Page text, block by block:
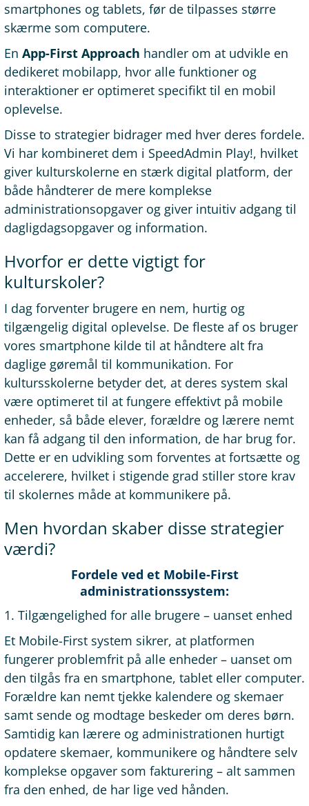
smartphones og tablets, før de tilpasses større
skærme som computere.
En App-First Approach handler om at udvikle en
dedikeret mobilapp, hvor alle funktioner og
interaktioner er optimeret specifikt til en mobil
oplevelse.
Disse to strategier bidrager med hver deres fordele.
Vi har kombineret dem i SpeedAdmin Play!, hvilket
giver kulturskolerne en stærk digital platform, der
både håndterer de mere komplekse
administrationsopgaver og giver intuitiv adgang til
dagligdagsopgaver og information.
Hvorfor er dette vigtigt for
kulturskoler?
I dag forventer brugere en nem, hurtig og
tilgængelig digital oplevelse. De fleste af os bruger
vores smartphone kilde til at håndtere alt fra
daglige gøremål til kommunikation. For
kultursskolerne betyder det, at deres system skal
være optimeret til at fungere effektivt på mobile
enheder, så både elever, forældre og lærere nemt
kan få adgang til den information, de har brug for.
Dette er en udvikling som forventes at fortsætte og
accelerere, hvilket i stigende grad stiller store krav
til skolernes måde at kommunikere på.
Men hvordan skaber disse strategier
værdi?
Fordele ved et Mobile-First
administrationssystem:
1. Tilgængelighed for alle brugere – uanset enhed
Et Mobile-First system sikrer, at platformen
fungerer problemfrit på alle enheder – uanset om
den tilgås fra en smartphone, tablet eller computer.
Forældre kan nemt tjekke kalendere og skemaer
samt sende og modtage beskeder om deres børn.
Samtidig kan lærere og administrationen hurtigt
opdatere skemaer, kommunikere og håndtere selv
komplekse opgaver som fakturering – alt sammen
fra den enhed, de har lige ved hånden.